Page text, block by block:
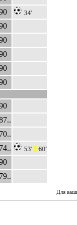
34'
70..
74.. 53' 60'
79..
Для